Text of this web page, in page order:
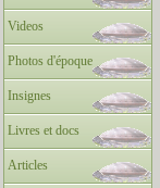
Videos
Photos d'époque
Insignes
Livres et docs
Articles